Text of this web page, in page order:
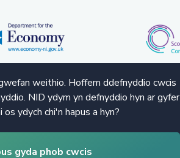
weithio. Hoffem ddefnyddio cwcis
NID ydym yn defnyddio hyn ar gyfer
ydych chi'n hapus a hyn?
gyda phob cwcis